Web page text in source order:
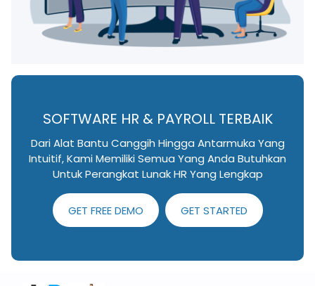
SOFTWARE HR & PAYROLL TERBAIK
Dari Alat Bantu Canggih Hingga Antarmuka Yang
Intuitif, Kami Memiliki Semua Yang Anda Butuhkan
Untuk Perangkat Lunak HR Yang Lengkap
GET FREE DEMO GET STARTED